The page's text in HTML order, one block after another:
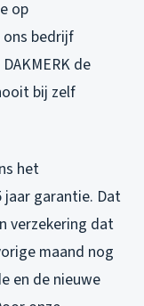
op
bedrijf
de
bij zelf
het
garantie. Dat
verzekering dat
maand nog
en de nieuwe